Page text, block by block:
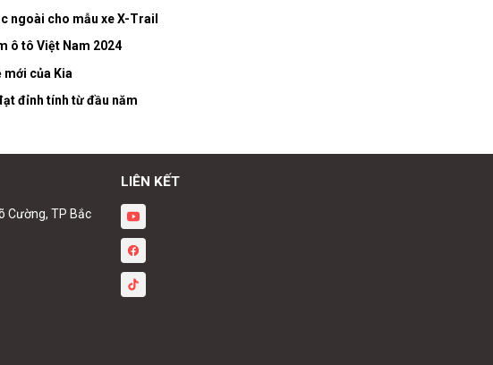
ngoài cho mẫu xe X-Trail
ô tô Việt Nam 2024
mới của Kia
đỉnh tính từ đầu năm
Cường, TP Bắc
LIÊN KẾT